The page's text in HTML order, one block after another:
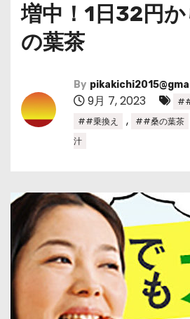
増中！1日32円
の葉茶
By
9月 7, 2023
##乗換え , ##桑の葉茶
汁